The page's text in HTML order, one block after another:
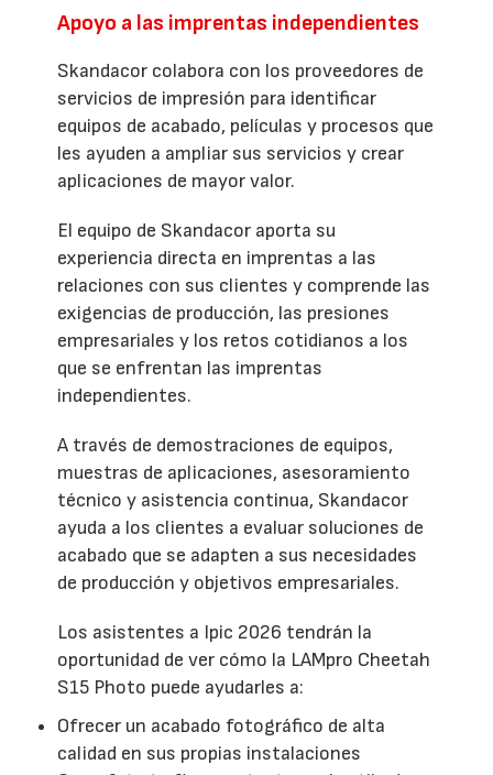
Apoyo a las imprentas independientes
Skandacor colabora con los proveedores de
servicios de impresión para identificar
equipos de acabado, películas y procesos que
les ayuden a ampliar sus servicios y crear
aplicaciones de mayor valor.
El equipo de Skandacor aporta su
experiencia directa en imprentas a las
relaciones con sus clientes y comprende las
exigencias de producción, las presiones
empresariales y los retos cotidianos a los
que se enfrentan las imprentas
independientes.
A través de demostraciones de equipos,
muestras de aplicaciones, asesoramiento
técnico y asistencia continua, Skandacor
ayuda a los clientes a evaluar soluciones de
acabado que se adapten a sus necesidades
de producción y objetivos empresariales.
Los asistentes a Ipic 2026 tendrán la
oportunidad de ver cómo la LAMpro Cheetah
S15 Photo puede ayudarles a:
Ofrecer un acabado fotográfico de alta
calidad en sus propias instalaciones